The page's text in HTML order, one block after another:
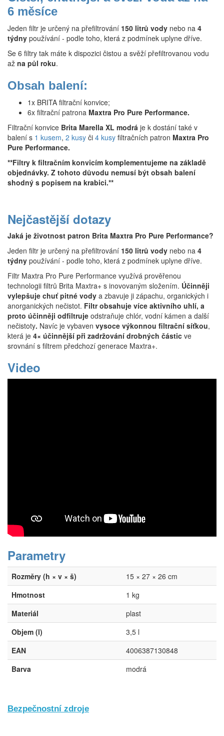
6 měsíce
Jeden filtr je určený na přefiltrování 150 litrů vody nebo na 4
týdny používání - podle toho, která z podmínek uplyne dříve.
Se 6 filtry tak máte k dispozici čistou a svěží přefiltrovanou vodu
až na půl roku.
Obsah balení:
1x BRITA filtrační konvice;
6x filtrační patrona Maxtra Pro Pure Performance.
Filtrační konvice Brita Marella XL modrá je k dostání také v
balení s 1 kusem, 2 kusy či 4 kusy filtračních patron Maxtra Pro
Pure Performance.
**Filtry k filtračním konvicím komplementujeme na základě
objednávky. Z tohoto důvodu nemusí být obsah balení
shodný s popisem na krabici.**
Nejčastější dotazy
Jaká je životnost patron Brita Maxtra Pro Pure Performance?
Jeden filtr je určený na přefiltrování 150 litrů vody nebo na 4
týdny používání - podle toho, která z podmínek uplyne dříve.
Filtr Maxtra Pro Pure Performance využívá prověřenou
technologii filtrů Brita Maxtra+ s inovovaným složením. Účinněji
vylepšuje chuť pitné vody a zbavuje ji zápachu, organických i
anorganických nečistot. Filtr obsahuje více aktivního uhlí, a
proto účinněji odfiltruje odstraňuje chlór, vodní kámen a další
nečistoty. Navíc je vybaven vysoce výkonnou filtrační síťkou,
která je 4× účinnější při zadržování drobných částic ve
srovnání s filtrem předchozí generace Maxtra+.
Video
Parametry
Rozměry (h × v × š)
15 × 27 × 26 cm
Hmotnost
1 kg
Materiál
plast
Objem (l)
3,5 l
EAN
4006387130848
Barva
modrá
Bezpečnostní zdroje